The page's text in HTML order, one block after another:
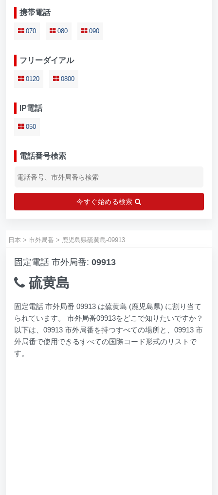
携帯電話
070 080 090
フリーダイアル
0120 0800
IP電話
050
電話番号検索
今すぐ始める検索
日本 > 市外局番 > 鹿児島県硫黄島-09913
固定電話 市外局番: 09913
硫黄島
固定電話 市外局番 09913 は硫黄島 (鹿児島県) に割り当て
られています。 市外局番09913をどこで知りたいですか？
以下は、09913 市外局番を持つすべての場所と、09913 市
外局番で使用できるすべての国際コード形式のリストで
す。